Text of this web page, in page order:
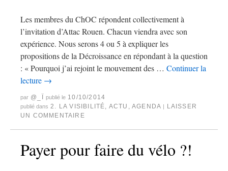
Les membres du ChOC répondent collectivement à
l’invitation d’Attac Rouen. Chacun viendra avec son
expérience. Nous serons 4 ou 5 à expliquer les
propositions de la Décroissance en répondant à la question
: « Pourquoi j’ai rejoint le mouvement des … Continuer la
lecture →
par @_Ï publié le 10/10/2014
publié dans 2. LA VISIBILITÉ ACTU ,AGENDA | LAISSER
UN COMMENTAIRE
Payer pour faire du vélo ?!